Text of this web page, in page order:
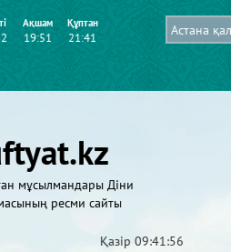
Ақшам
19:51
Құптан
21:41
мұсылмандары Діни
ресми сайты
Қазір 09:41:57